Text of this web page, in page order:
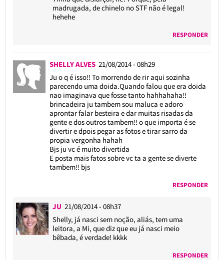
madrugada, de chinelo no STF não é legal!
hehehe
RESPONDER
SHELLY ALVES 21/08/2014 - 08h29
Ju o q é isso!! To morrendo de rir aqui sozinha
parecendo uma doida.Quando falou que era doida
nao imaginava que fosse tanto hahhahaha!!
brincadeira ju tambem sou maluca e adoro
aprontar falar besteira e dar muitas risadas da
gente e dos outros tambem!! o que importa é se
divertir e dpois pegar as fotos e tirar sarro da
propia vergonha hahah
Bjs ju vc é muito divertida
E posta mais fatos sobre vc ta a gente se diverte
tambem!! bjs
RESPONDER
JU 21/08/2014 - 08h37
Shelly, já nasci sem noção, aliás, tem uma
leitora, a Mi, que diz que eu já nasci meio
bêbada, é verdade! kkkk
RESPONDER